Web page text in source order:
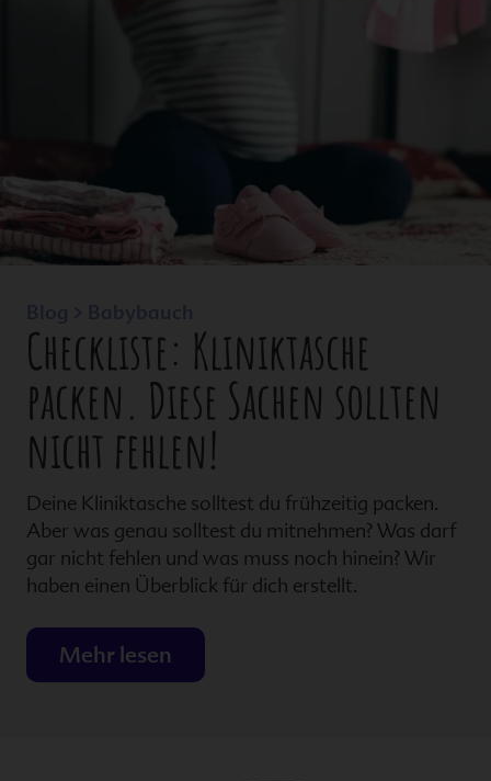
Blog > Babybauch
Checkliste: Kliniktasche
packen. Diese Sachen sollten
nicht fehlen!
Deine Kliniktasche solltest du frühzeitig packen.
Aber was genau solltest du mitnehmen? Was darf
gar nicht fehlen und was muss noch hinein? Wir
haben einen Überblick für dich erstellt.
Mehr lesen